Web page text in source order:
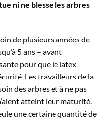
ni ne blesse les arbres
de plusieurs années de
5 ans – avant
pour que le latex
Les travailleurs de la
des arbres et à ne pas
atteint leur maturité.
une certaine quantité de